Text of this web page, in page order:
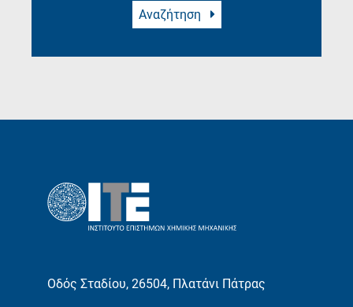
Αναζήτηση
Οδός Σταδίου, 26504, Πλατάνι Πάτρας